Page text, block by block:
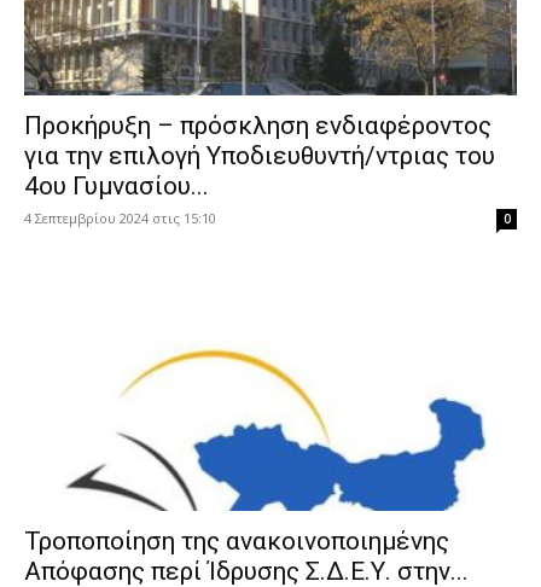
Προκήρυξη – πρόσκληση ενδιαφέροντος
για την επιλογή Υποδιευθυντή/ντριας του
4ου Γυμνασίου...
4 Σεπτεμβρίου 2024 στις 15:10 0
Τροποποίηση της ανακοινοποιημένης
Απόφασης περί Ίδρυσης Σ.Δ.Ε.Υ. στην...